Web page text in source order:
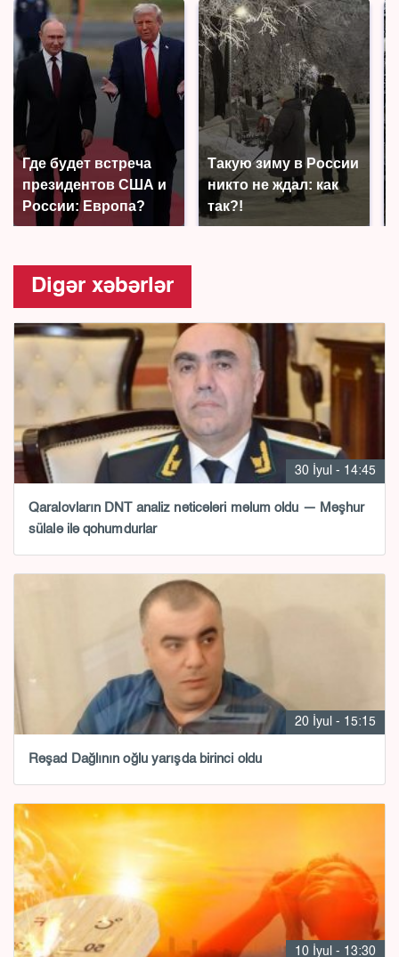
Где будет встреча
президентов США и
России: Европа?
Такую зиму в России
никто не ждал: как
так?!
Digər xəbərlər
30 İyul - 14:45
Qaralovların DNT analiz nəticələri məlum oldu — Məşhur
sülalə ilə qohumdurlar
20 İyul - 15:15
Rəşad Dağlının oğlu yarışda birinci oldu
10 İyul - 13:30